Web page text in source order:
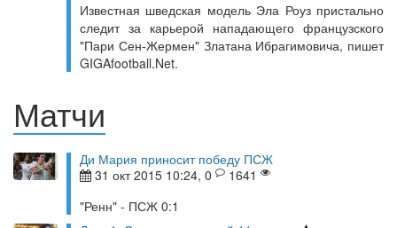
Известная шведская модель Эла Роуз пристально
следит за карьерой нападающего французского
"Пари Сен-Жермен" Златана Ибрагимовича, пишет
GIGAfootball.Net.
Матчи
Ди Мария приносит победу ПСЖ
31 окт 2015 10:24, 0
1641
"Ренн" - ПСЖ 0:1